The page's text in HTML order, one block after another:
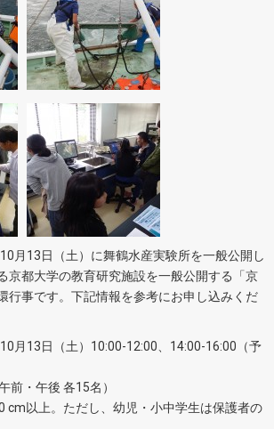
月13日（土）に舞鶴水産実験所を一般公開し
京都大学の教育研究施設を一般公開する「京
行事です。下記情報を参考にお申し込みくだ
10月13日（土）10:00-12:00、14:00-16:00（予
前・午後 各15名）
cm以上。ただし、幼児・小中学生は保護者の